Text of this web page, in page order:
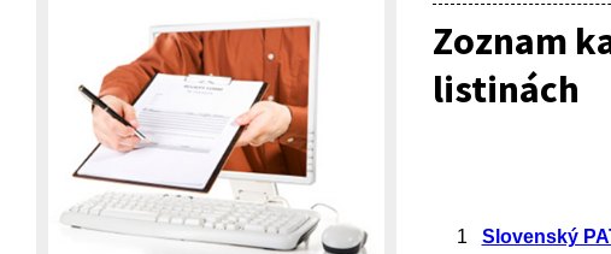
Zoznam
listinách
1 Slovenský